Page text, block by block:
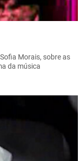
Morais, sobre as
da música